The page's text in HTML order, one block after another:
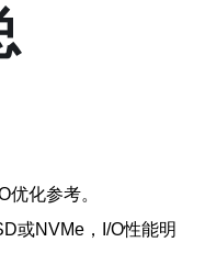
化参考。
或NVMe，I/O性能明